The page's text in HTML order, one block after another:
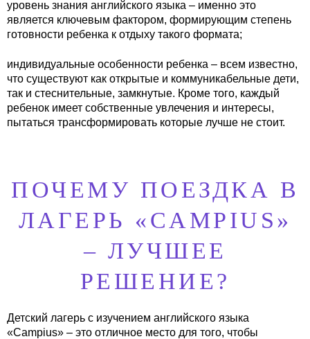
уровень знания английского языка – именно это
является ключевым фактором, формирующим степень
готовности ребенка к отдыху такого формата;
индивидуальные особенности ребенка – всем известно,
что существуют как открытые и коммуникабельные дети,
так и стеснительные, замкнутые. Кроме того, каждый
ребенок имеет собственные увлечения и интересы,
пытаться трансформировать которые лучше не стоит.
ПОЧЕМУ ПОЕЗДКА В
ЛАГЕРЬ «CAMPIUS»
– ЛУЧШЕЕ
РЕШЕНИЕ?
Детский лагерь с изучением английского языка
«Campius» – это отличное место для того, чтобы